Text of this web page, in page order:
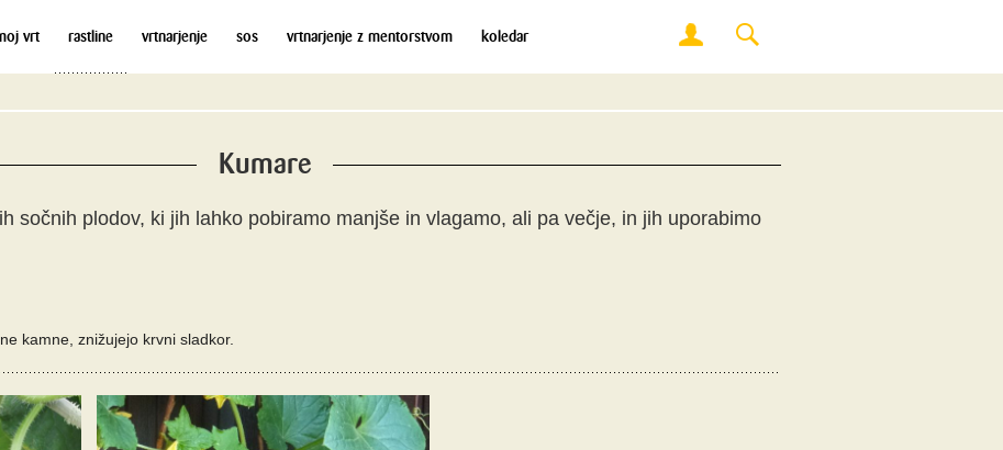
vrt rastline vrtnarjenje sos vrtnarjenje z mentorstvom koledar
Kumare
sočnih plodov, ki jih lahko pobiramo manjše in vlagamo, ali pa večje, in jih uporabimo
kamne, znižujejo krvni sladkor.